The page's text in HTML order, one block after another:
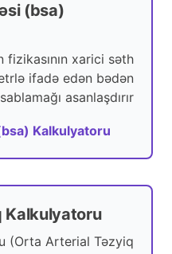
(bsa)
xarici səth
ifadə edən bədən
asanlaşdırır.
Kalkulyatoru
Kalkulyatoru
(Orta Arterial Təzyiq